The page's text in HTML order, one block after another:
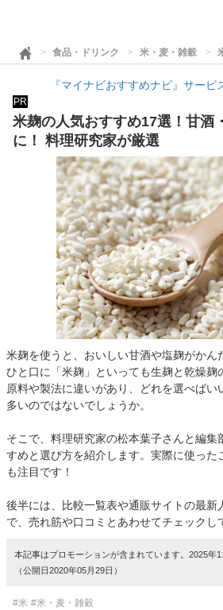
食品・ドリンク 米・麦・雑穀
『マイナビおすすめナビ』サービ
PR
米麹の人気おすすめ17選！甘酒
に！ 料理研究家が厳選
米麹を使うと、おいしい甘酒や塩麹がかん
ひと口に「米麹」といっても生麹と乾燥麹
原料や製法に違いがあり、どれを選べばい
多いのではないでしょうか。
そこで、料理研究家の松本葉子さんと編集
すめと選び方を紹介します。実際に使った
も注目です！
後半には、比較一覧表や通販サイトの最新
で、売れ筋や口コミとあわせてチェックし
本記事はプロモーションが含まれています。2025年
（公開日2020年05月29日）
#米 #米・麦・雑穀